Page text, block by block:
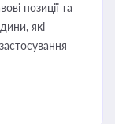
позиції та
які